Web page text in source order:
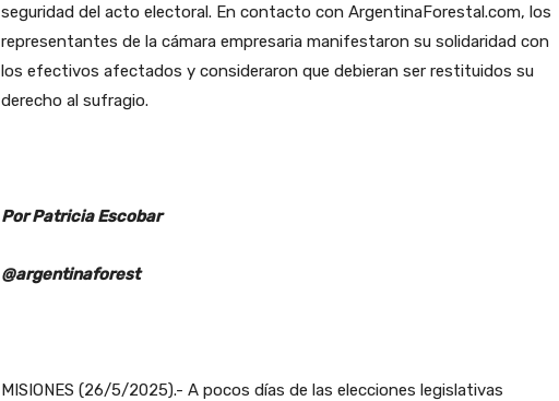
seguridad del acto electoral. En contacto con ArgentinaForestal.com, los
representantes de la cámara empresaria manifestaron su solidaridad con
los efectivos afectados y consideraron que debieran ser restituidos su
derecho al sufragio.
Por Patricia Escobar
@argentinaforest
MISIONES (26/5/2025).- A pocos días de las elecciones legislativas